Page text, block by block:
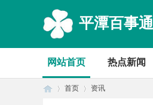
平潭百事通
网站首页 热点新闻
首页 资讯